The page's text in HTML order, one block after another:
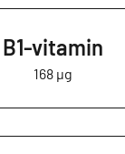
B1-vitamin
168 µg